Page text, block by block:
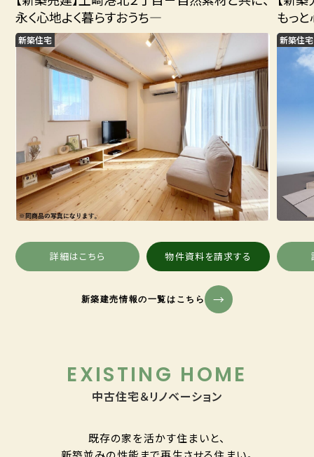
永く心地よく暮らすおうち―
新築住宅
詳細はこちら 物件資料を請求する
もっ
新築住宅
新築建売情報の一覧はこちら
EXISTING HOME
中古住宅＆リノベーション
既存の家を活かす住まいと、